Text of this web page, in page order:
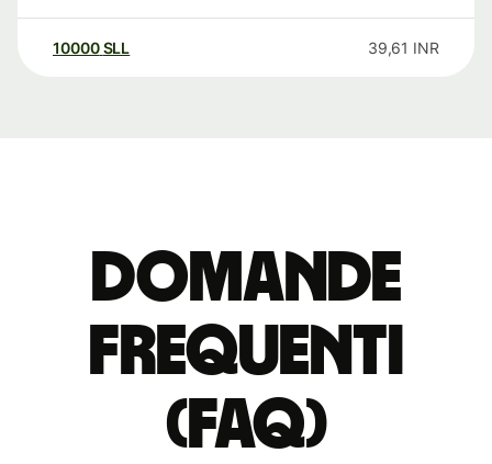
10000 SLL 39,61 INR
Domande
Frequenti
(FAQ)